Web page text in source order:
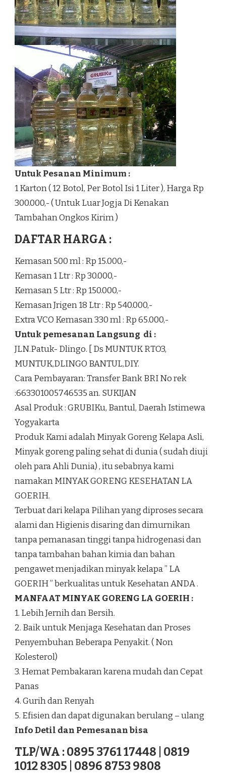
Untuk Pesanan Minimum :
1 Karton ( 12 Botol, Per Botol Isi 1 Liter ), Harga Rp
300.000,- ( Untuk Luar Jogja Di Kenakan
Tambahan Ongkos Kirim )
DAFTAR HARGA :
Kemasan 500 ml : Rp 15.000,-
Kemasan 1 Ltr : Rp 30.000,-
Kemasan 5 Ltr : Rp 150.000,-
Kemasan Jrigen 18 Ltr : Rp 540.000,-
Extra VCO Kemasan 330 ml : Rp 65.000,-
Untuk pemesanan Langsung di :
JLN.Patuk- Dlingo. [ Ds MUNTUK RTO3,
MUNTUK,DLINGO BANTUL,DIY.
Cara Pembayaran: Transfer Bank BRI No rek
:663301005746535 an. SUKIJAN
Asal Produk : GRUBIKu, Bantul, Daerah Istimewa
Yogyakarta
Produk Kami adalah Minyak Goreng Kelapa Asli,
Minyak goreng paling sehat di dunia ( sudah diuji
oleh para Ahli Dunia) , itu sebabnya kami
namakan MINYAK GORENG KESEHATAN LA
GOERIH.
Terbuat dari kelapa Pilihan yang diproses secara
alami dan Higienis disaring dan dimurnikan
tanpa pemanasan tinggi tanpa hidrogenasi dan
tanpa tambahan bahan kimia dan bahan
pengawet menjadikan minyak kelapa ” LA
GOERIH ” berkualitas untuk Kesehatan ANDA .
MANFAAT MINYAK GORENG LA GOERIH :
1. Lebih Jernih dan Bersih.
2. Baik untuk Menjaga Kesehatan dan Proses
Penyembuhan Beberapa Penyakit. ( Non
Kolesterol)
3. Hemat Pembakaran karena mudah dan Cepat
Panas
4. Gurih dan Renyah
5. Efisien dan dapat digunakan berulang – ulang
Info Detil dan Pemesanan bisa
TLP/WA : 0895 3761 17448 | 0819
1012 8305 | 0896 8753 9808